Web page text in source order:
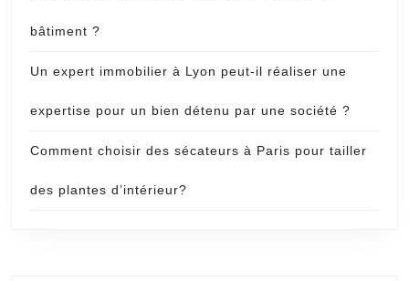
bâtiment ?
Un expert immobilier à Lyon peut-il réaliser une
expertise pour un bien détenu par une société ?
Comment choisir des sécateurs à Paris pour tailler
des plantes d’intérieur?